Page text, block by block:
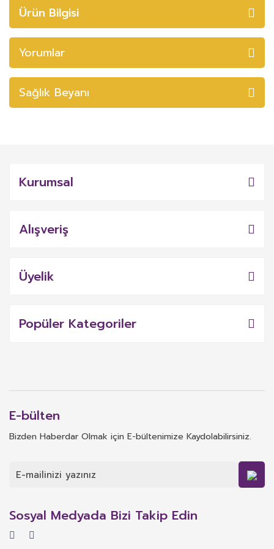
Ürün Bilgisi
Yorumlar
Sağlık Beyanı
Kurumsal
Alışveriş
Üyelik
Popüler Kategoriler
E-bülten
Bizden Haberdar Olmak için E-bültenimize Kaydolabilirsiniz.
Sosyal Medyada Bizi Takip Edin